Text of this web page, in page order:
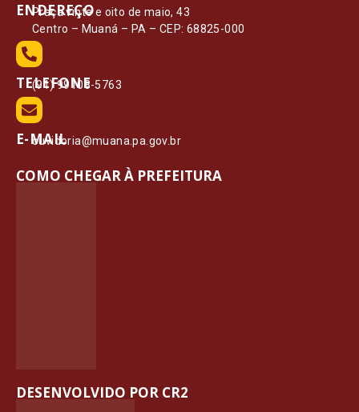
ENDEREÇO
Praça vinte e oito de maio, 43
Centro – Muaná – PA – CEP: 68825-000
TELEFONE
(91) 99108-5763
E-MAIL
ouvidoria@muana.pa.gov.br
COMO CHEGAR À PREFEITURA
DESENVOLVIDO POR CR2